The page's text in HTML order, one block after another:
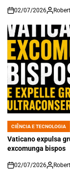
on
02/07/2026
POSTED
IN
CIÊNCIA E TECNOLOGIA
Vaticano expulsa
excomunga bispos
on
02/07/2026